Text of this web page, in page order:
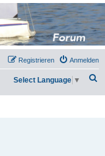
Anmelden
Registrieren
Select Language ▼